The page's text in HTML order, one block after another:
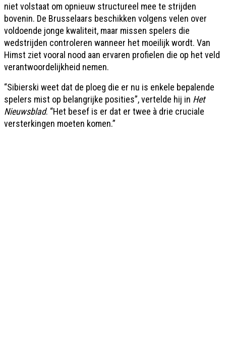
niet volstaat om opnieuw structureel mee te strijden
bovenin. De Brusselaars beschikken volgens velen over
voldoende jonge kwaliteit, maar missen spelers die
wedstrijden controleren wanneer het moeilijk wordt. Van
Himst ziet vooral nood aan ervaren profielen die op het veld
verantwoordelijkheid nemen.
“Sibierski weet dat de ploeg die er nu is enkele bepalende
spelers mist op belangrijke posities”, vertelde hij in Het
Nieuwsblad. “Het besef is er dat er twee à drie cruciale
versterkingen moeten komen.”